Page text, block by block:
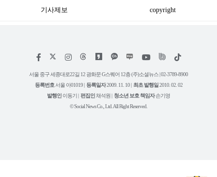
기사제보 copyright
페
스
인
타
램
위
트
유
튜
틱
서울 중구 세종대로22길 12 광화문 G스퀘어 12층 (주)소셜뉴스 | 02-3789-8900
등록번호 서울 아01019 | 등록일자2009. 11. 10 | 최초 발행일2010. 02. 02
발행인 이동기 | 편집인채석원 | 청소년 보호 책임자손기영
© Social News Co., Ltd. All Right Reserved.